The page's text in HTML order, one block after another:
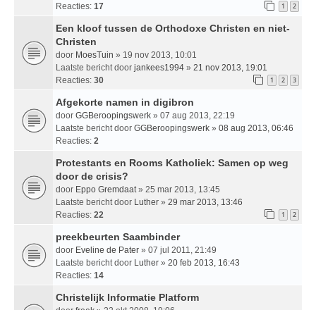
Reacties: 17 1 2
Een kloof tussen de Orthodoxe Christen en niet-
Christen
door MoesTuin » 19 nov 2013, 10:01
Laatste bericht door jankees1994 » 21 nov 2013, 19:01
Reacties: 30 1 2 3
Afgekorte namen in digibron
door GGBeroopingswerk » 07 aug 2013, 22:19
Laatste bericht door GGBeroopingswerk » 08 aug 2013, 06:46
Reacties: 2
Protestants en Rooms Katholiek: Samen op weg
door de crisis?
door Eppo Gremdaat » 25 mar 2013, 13:45
Laatste bericht door Luther » 29 mar 2013, 13:46
Reacties: 22 1 2
preekbeurten Saambinder
door Eveline de Pater » 07 jul 2011, 21:49
Laatste bericht door Luther » 20 feb 2013, 16:43
Reacties: 14
Christelijk Informatie Platform